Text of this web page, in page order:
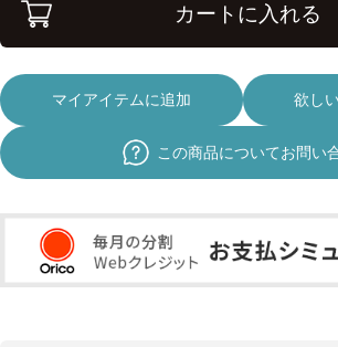
カートに入れる
マイアイテムに追加 欲し
この商品についてお問い